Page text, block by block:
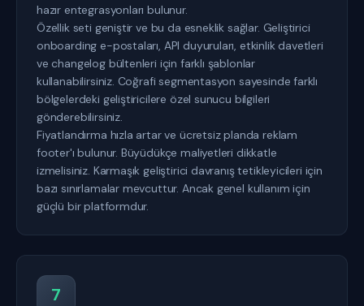
hazır entegrasyonları bulunur.
Özellik seti geniştir ve bu da esneklik sağlar. Geliştirici
onboarding e-postaları, API duyuruları, etkinlik davetleri
ve changelog bültenleri için farklı şablonlar
kullanabilirsiniz. Coğrafi segmentasyon sayesinde farklı
bölgelerdeki geliştiricilere özel sunucu bilgileri
gönderebilirsiniz.
Fiyatlandırma hızla artar ve ücretsiz planda reklam
footer'ı bulunur. Büyüdükçe maliyetleri dikkatle
izmelisiniz. Karmaşık geliştirici davranış tetikleyicileri için
bazı sınırlamalar mevcuttur. Ancak genel kullanım için
güçlü bir platformdur.
7